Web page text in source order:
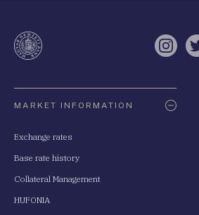
MARKET INFORMATION
Exchange rates
Base rate history
Collateral Management
HUFONIA